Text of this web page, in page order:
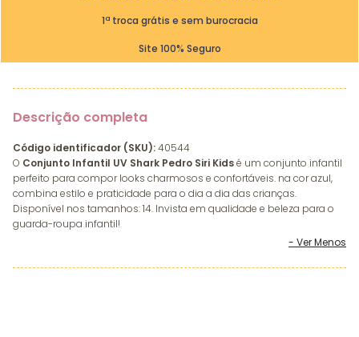
1ª troca grátis e sem burocracia
Site 100% Seguro
Descrição completa
Código identificador (SKU):40544
O Conjunto Infantil UV Shark Pedro Siri Kidsé um conjunto infantil
perfeito para compor looks charmosos e confortáveis. na cor azul,
combina estilo e praticidade para o dia a dia das crianças.
Disponível nos tamanhos: 14. Invista em qualidade e beleza para o
guarda-roupa infantil!